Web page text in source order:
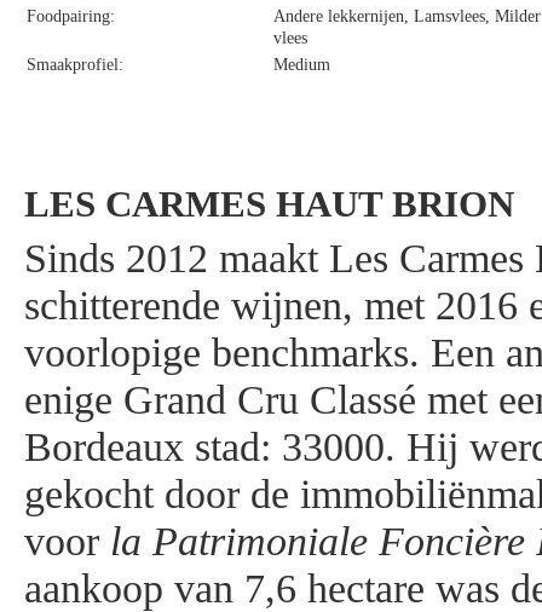
Foodpairing:
Andere lekkernijen, Lamsvlees,
vlees
Smaakprofiel:
Medium
LES CARMES HAUT BRION
Sinds 2012 maakt Les
schitterende wijnen, met 2016
voorlopige benchmarks. Een
enige Grand Cru Classé met
Bordeaux stad: 33000. Hij
gekocht door de
voor la Patrimoniale Foncière
aankoop van 7,6 hectare was